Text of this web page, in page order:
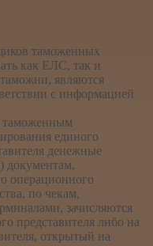
таможенных
как ЕЛС, так и
являются
с информацией
таможенным
единого
денежные
документам,
операционного
по чекам,
зачисляются
представителя либо на
открытый на